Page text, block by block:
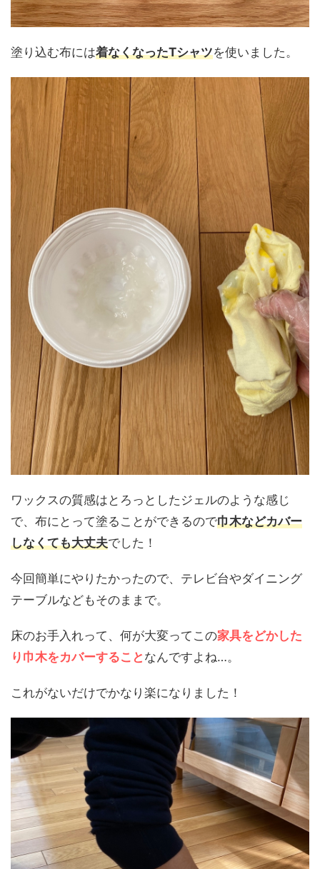
塗り込む布には着なくなったTシャツを使いました。
ワックスの質感はとろっとしたジェルのような感じ
で、布にとって塗ることができるので巾木などカバー
しなくても大丈夫でした！
今回簡単にやりたかったので、テレビ台やダイニング
テーブルなどもそのままで。
床のお手入れって、何が大変ってこの家具をどかした
り巾木をカバーすること なんですよね…。
これがないだけでかなり楽になりました！